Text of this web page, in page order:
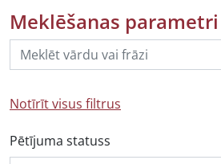
Meklēšanas parametri
Notīrīt visus filtrus
Pētījuma statuss